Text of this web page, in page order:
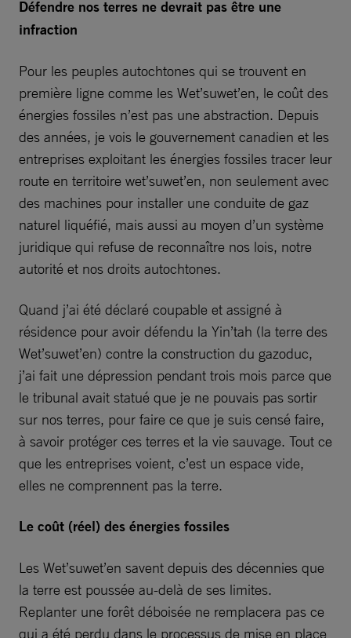
Défendre nos terres ne devrait pas être une
infraction
Pour les peuples autochtones qui se trouvent en
première ligne comme les Wet’suwet’en, le coût des
énergies fossiles n’est pas une abstraction. Depuis
des années, je vois le gouvernement canadien et les
entreprises exploitant les énergies fossiles tracer leur
route en territoire wet’suwet’en, non seulement avec
des machines pour installer une conduite de gaz
naturel liquéfié, mais aussi au moyen d’un système
juridique qui refuse de reconnaître nos lois, notre
autorité et nos droits autochtones.
Quand j’ai été déclaré coupable et assigné à
résidence pour avoir défendu la Yin’tah (la terre des
Wet’suwet’en) contre la construction du gazoduc,
j’ai fait une dépression pendant trois mois parce que
le tribunal avait statué que je ne pouvais pas sortir
sur nos terres, pour faire ce que je suis censé faire,
à savoir protéger ces terres et la vie sauvage. Tout ce
que les entreprises voient, c’est un espace vide,
elles ne comprennent pas la terre.
Le coût (réel) des énergies fossiles
Les Wet’suwet’en savent depuis des décennies que
la terre est poussée au-delà de ses limites.
Replanter une forêt déboisée ne remplacera pas ce
qui a été perdu dans le processus de mise en place